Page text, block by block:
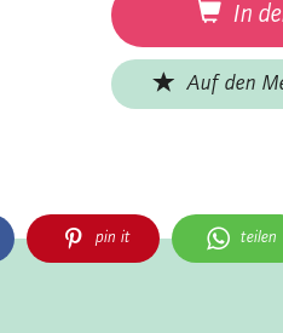
In
Auf den
pin it teilen